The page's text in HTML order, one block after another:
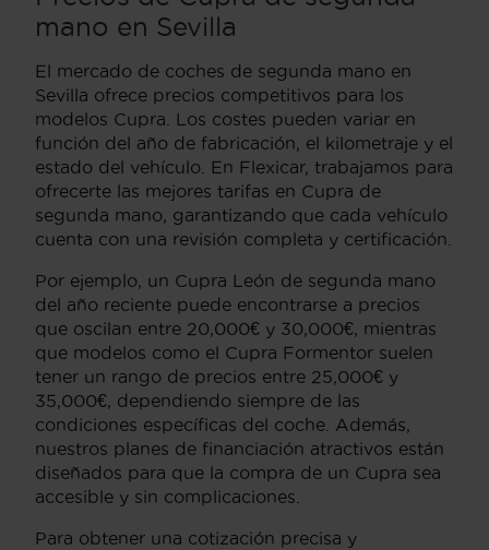
mano en Sevilla
El mercado de coches de segunda mano en
Sevilla ofrece precios competitivos para los
modelos Cupra. Los costes pueden variar en
función del año de fabricación, el kilometraje y el
estado del vehículo. En Flexicar, trabajamos para
ofrecerte las mejores tarifas en Cupra de
segunda mano, garantizando que cada vehículo
cuenta con una revisión completa y certificación.
Por ejemplo, un Cupra León de segunda mano
del año reciente puede encontrarse a precios
que oscilan entre 20,000€ y 30,000€, mientras
que modelos como el Cupra Formentor suelen
tener un rango de precios entre 25,000€ y
35,000€, dependiendo siempre de las
condiciones específicas del coche. Además,
nuestros planes de financiación atractivos están
diseñados para que la compra de un Cupra sea
accesible y sin complicaciones.
Para obtener una cotización precisa y